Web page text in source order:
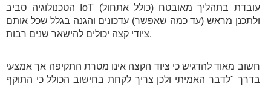
הטכנולוגיה סביב IoT עובדת בתהליך מאובטח (כולל אתחול)
ולתכנן מראש (עד כמה שאפשר) עדכונים והגנה בגלל שכל אותם
ציודי קצה יכולים להישאר שנים רבות.
חשוב מאוד להדגיש כי ציוד הקצה אינו מטרת התקיפה אך אמצעי
בדרך "לדבר האמיתי ולכן צריך לקחת בחישוב הכולל כי התוקף